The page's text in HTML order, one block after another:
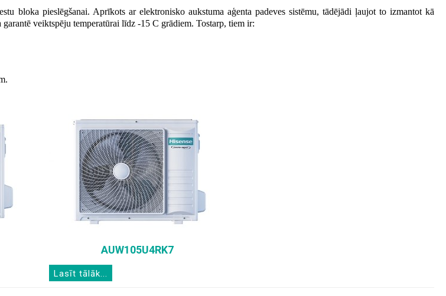
bloka pieslēgšanai. Aprīkots ar elektronisko aukstuma aģenta padeves sistēmu, tādējādi ļaujot to izmantot kā
garantē veiktspēju temperatūrai līdz -15 C grādiem. Tostarp, tiem ir:
AUW105U4RK7
Lasīt tālāk...